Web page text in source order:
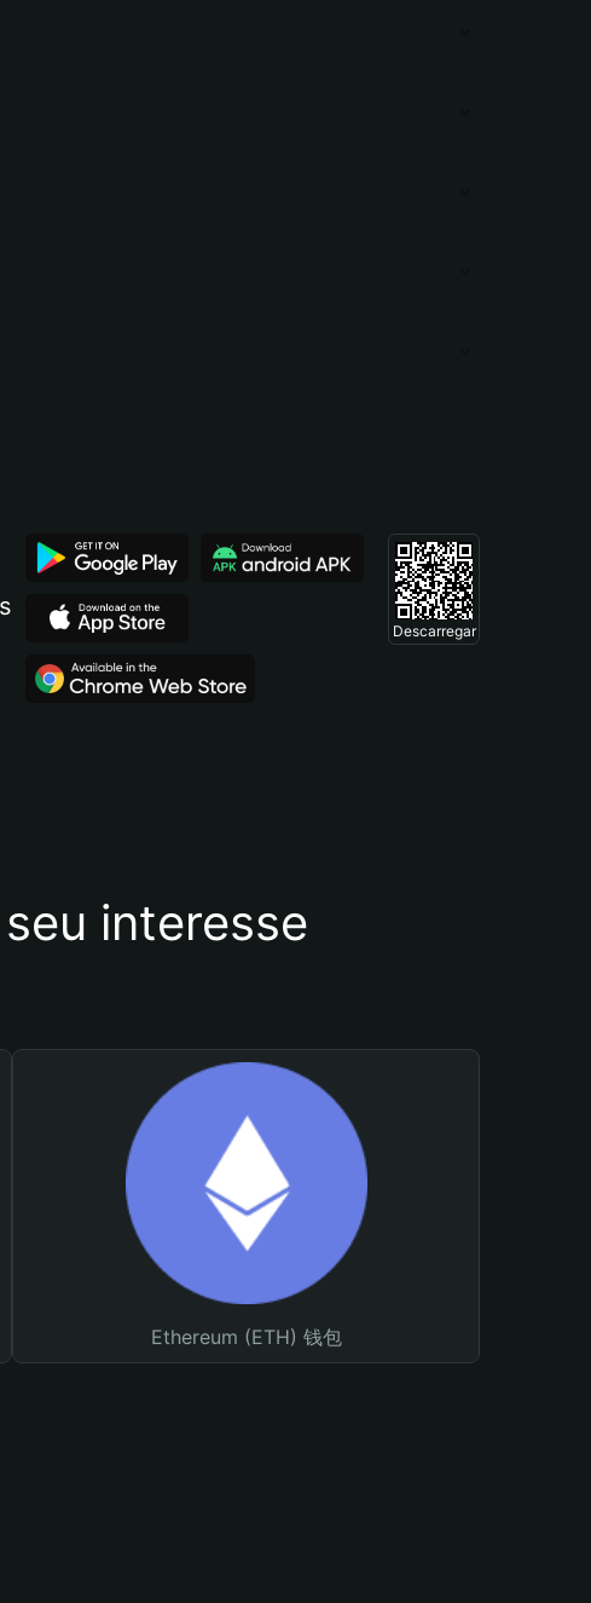
Descarregar
interesse
Ethereum (ETH) 钱包